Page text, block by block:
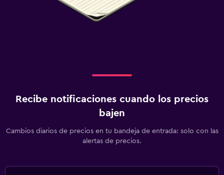
Recibe notificaciones cuando los precios
bajen
Cambios diarios de precios en tu bandeja de entrada: solo con las
alertas de precios.